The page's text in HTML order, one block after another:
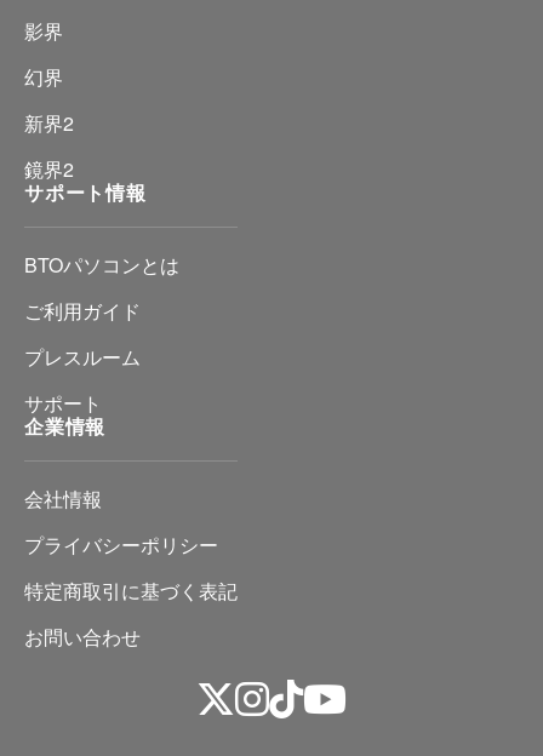
影界
幻界
新界2
鏡界2
サポート情報
BTOパソコンとは
ご利用ガイド
プレスルーム
サポート
企業情報
会社情報
プライバシーポリシー
特定商取引に基づく表記
お問い合わせ